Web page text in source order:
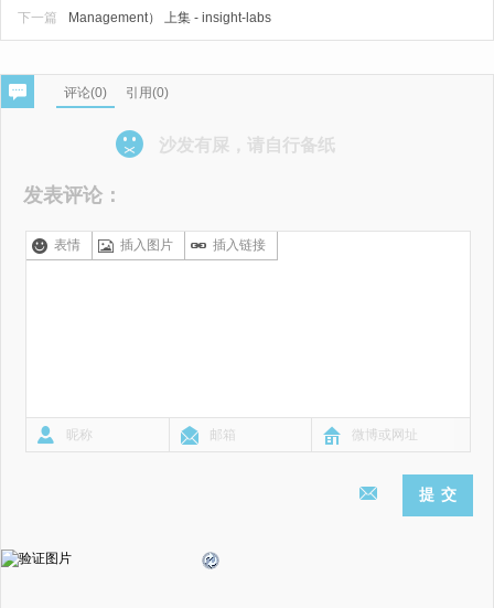
Management） 上集 - insight-labs
下一篇
评论(0) 引用(0)
沙发有屎，请自行备纸
发表评论：
表情 插入图片 插入链接